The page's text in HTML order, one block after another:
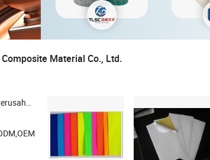
Material Co., Ltd.
Dagang